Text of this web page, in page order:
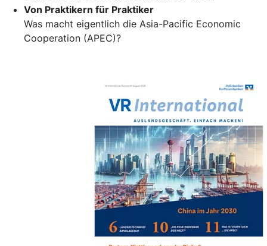
Von Praktikern für Praktiker
Was macht eigentlich die Asia-Pacific Economic
Cooperation (APEC)?